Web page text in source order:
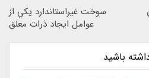
سوخت غيراستاندارد يکي از
عوامل ايجاد ذرات معلق
باشید